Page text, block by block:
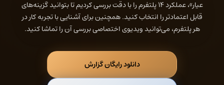
عیار»، عملکرد ۱۴ پلتفرم را با دقت بررسی کردیم تا بتوانید گزینه‌های
قابل اعتمادتر را انتخاب کنید. همچنین برای آشنایی با تجربه کار در
هر پلتفرم، می‌توانید ویدیوی اختصاصی بررسی آن را تماشا کنید.
دانلود رایگان گزارش